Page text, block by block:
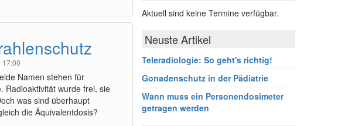
17:00
Namen stehen für
Radioaktivität wurde frei, sie
was sind überhaupt
die Äquivalentdosis?
Aktuell sind keine Termine verfügbar.
Neuste Artikel
Teleradiologie: So geht's richtig!
Gonadenschutz in der Pädiatrie
Wann muss ein Personendosimeter
getragen werden